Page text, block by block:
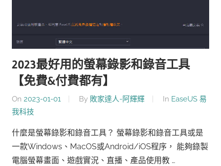
2023最好用的螢幕錄影和錄音工具
【免費&付費都有】
On 2023-01-01 By 敗家達人-阿輝輝 In EaseUS 易
我科技
什麼是螢幕錄影和錄音工具？ 螢幕錄影和錄音工具或是
一款Windows、MacOS或Android/iOS程序， 能夠錄製
電腦螢幕畫面、遊戲實況、直播、產品使用教 …